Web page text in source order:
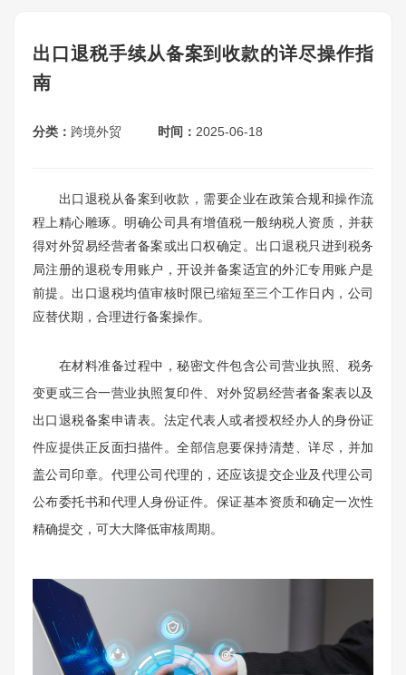
出口退税手续从备案到收款的详尽操作指
南
分类： 跨境外贸 时间： 2025-06-18
出口退税从备案到收款，需要企业在政策合规和操作流
程上精心雕琢。明确公司具有增值税一般纳税人资质，并获
得对外贸易经营者备案或出口权确定。出口退税只进到税务
局注册的退税专用账户，开设并备案适宜的外汇专用账户是
前提。出口退税均值审核时限已缩短至三个工作日内，公司
应替伏期，合理进行备案操作。
在材料准备过程中，秘密文件包含公司营业执照、税务
变更或三合一营业执照复印件、对外贸易经营者备案表以及
出口退税备案申请表。法定代表人或者授权经办人的身份证
件应提供正反面扫描件。全部信息要保持清楚、详尽，并加
盖公司印章。代理公司代理的，还应该提交企业及代理公司
公布委托书和代理人身份证件。保证基本资质和确定一次性
精确提交，可大大降低审核周期。